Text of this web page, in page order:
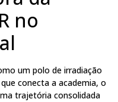
no
um polo de irradiação
conecta a academia, o
trajetória consolidada